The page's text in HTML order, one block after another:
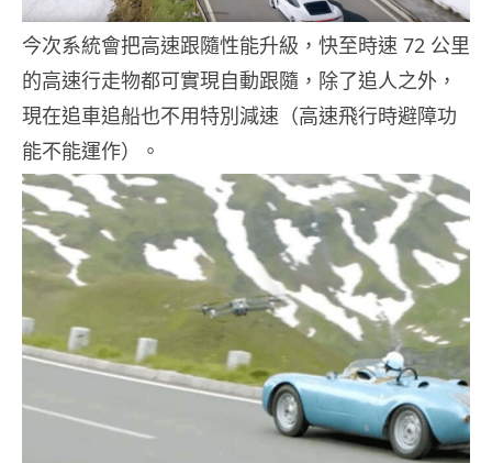
今次系統會把高速跟隨性能升級，快至時速 72 公里
的高速行走物都可實現自動跟隨，除了追人之外，
現在追車追船也不用特別減速（高速飛行時避障功
能不能運作）。